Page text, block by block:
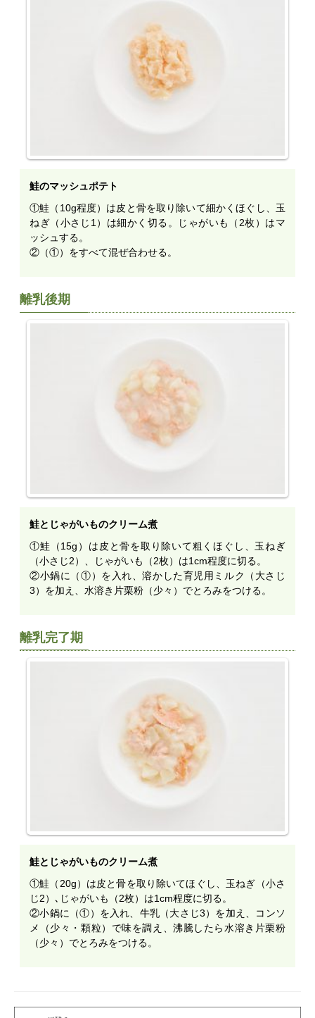
鮭のマッシュポテト
①鮭（10g程度）は皮と骨を取り除いて細かくほぐし、玉
ねぎ（小さじ1）は細かく切る。じゃがいも（2枚）はマ
ッシュする。
②（①）をすべて混ぜ合わせる。
離乳後期
鮭とじゃがいものクリーム煮
①鮭（15g）は皮と骨を取り除いて粗くほぐし、玉ねぎ
（小さじ2）、じゃがいも（2枚）は1cm程度に切る。
②小鍋に（①）を入れ、溶かした育児用ミルク（大さじ
3）を加え、水溶き片栗粉（少々）でとろみをつける。
離乳完了期
鮭とじゃがいものクリーム煮
①鮭（20g）は皮と骨を取り除いてほぐし、玉ねぎ（小さ
じ2）､じゃがいも（2枚）は1cm程度に切る。
②小鍋に（①）を入れ、牛乳（大さじ3）を加え、コンソ
メ（少々・顆粒）で味を調え、沸騰したら水溶き片栗粉
（少々）でとろみをつける。